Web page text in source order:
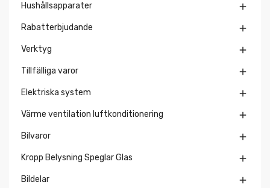
Hushållsapparater 
Rabatterbjudande 
Verktyg 
Tillfälliga varor 
Elektriska system 
Värme ventilation luftkonditionering 
Bilvaror 
Kropp Belysning Speglar Glas 
Bildelar 